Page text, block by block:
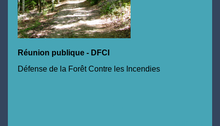
Réunion publique - DFCI
Défense de la Forêt Contre les Incendies